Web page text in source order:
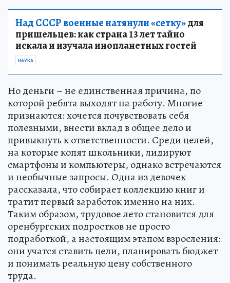
Над СССР военные натянули «сетку»для
пришельцев: как страна 13 лет тайно
искала и изучала инопланетных гостей
НАУКА
Но деньги – не единственная причина, по
которой ребята выходят на работу. Многие
признаются: хочется почувствовать себя
полезными, внести вклад в общее дело и
привыкнуть к ответственности. Среди целей,
на которые копят школьники, лидируют
смартфоны и компьютеры, однако встречаются
и необычные запросы. Одна из девочек
рассказала, что собирает коллекцию книг и
тратит первый заработок именно на них.
Таким образом, трудовое лето становится для
оренбургских подростков не просто
подработкой, а настоящим этапом взросления:
они учатся ставить цели, планировать бюджет
и понимать реальную цену собственного
труда.